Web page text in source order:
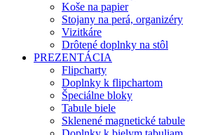
Koše na papier
Stojany na perá, organizéry
Vizitkáre
Drôtené doplnky na stôl
PREZENTÁCIA
Flipcharty
Doplnky k flipchartom
Špeciálne bloky
Tabule biele
Sklenené magnetické tabule